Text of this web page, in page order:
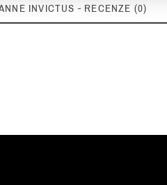
INVICTUS - RECENZE (0)